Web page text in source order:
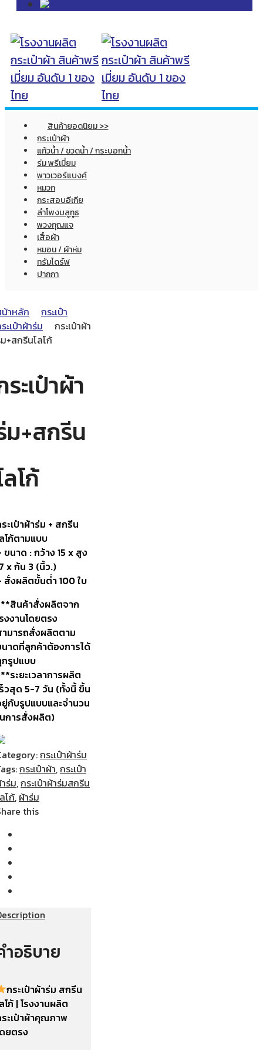
สินค้ายอดนิยม >>
กระเป๋าผ้า
แก้วน้ำ / ขวดน้ำ / กระบอกน้ำ
ร่ม พรีเมี่ยม
พาวเวอร์แบงค์
หมวก
กระสอบอีเกีย
ลำโพงบลูทูธ
พวงกุญแจ
เสื้อผ้า
หมอน / ผ้าห่ม
ทรัมไดร์ฟ
ปากกา
าหลัก
กระเป๋า
ะเป๋าผ้าร่ม
กระเป๋าผ้า
+สกรีนโลโก้
ระเป๋าผ้า
ม+สกรีน
ลโก้
ะเป๋าผ้าร่ม + สกรีน
โก้ตามแบบ
ขนาด : กว้าง 15 x สูง
x ก้น 3 (นิ้ว.)
สั่งผลิตขั้นต่ำ 100 ใบ
สินค้าสั่งผลิตจาก
งงานโดยตรง
มารถสั่งผลิตตาม
าดที่ลูกค้าต้องการได้
รูปแบบ
ระยะเวลาการผลิต
วสุด 5-7 วัน (ทั้งนี้ ขึ้น
กับรูปแบบและจำนวน
การสั่งผลิต)
กระเป๋าผ้าร่ม
กระเป๋าผ้า,กระเป๋า
ร่ม,กระเป๋าผ้าร่มสกรีน
โก้, ผ้าร่ม
this
ำอธิบาย
กระเป๋าผ้าร่ม สกรีน
โก้ | โรงงานผลิต
ะเป๋าผ้าคุณภาพ
ยตรง